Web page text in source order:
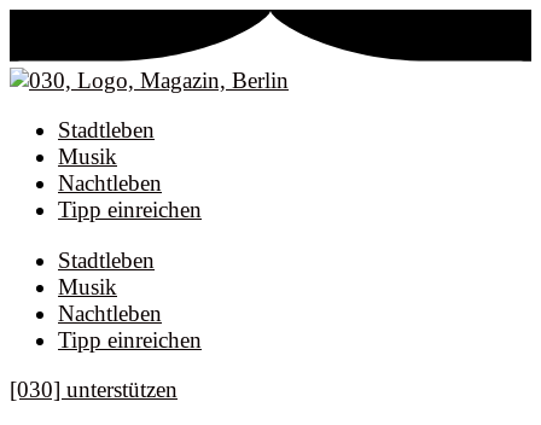
Stadtleben
Musik
Nachtleben
Tipp einreichen
Stadtleben
Musik
Nachtleben
Tipp einreichen
[030] unterstützen